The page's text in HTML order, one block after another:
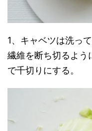
1、キャベツは洗っ
繊維を断ち切るよう
で千切りにする。